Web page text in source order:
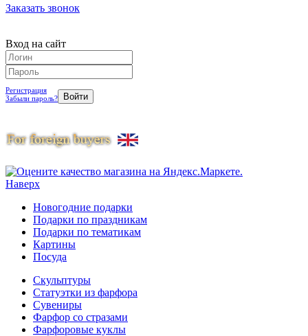
Заказать звонок
Вход на сайт
Регистрация
Забыли пароль?
Наверх
Новогодние подарки
Подарки по праздникам
Подарки по тематикам
Картины
Посуда
Скульптуры
Статуэтки из фарфора
Сувениры
Фарфор со стразами
Фарфоровые куклы